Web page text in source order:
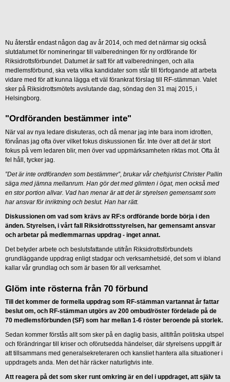
Nu återstår endast någon dag av år 2014, och med det närmar sig också
slutdatumet för nomineringar till valberedningen för ny ordförande för
Riksidrottsförbundet. Datumet är satt för att valberedningen, och alla
medlemsförbund, ska veta vilka kandidater som står till förfogande att arbeta
vidare med för att kunna lägga ett väl förankrat förslag till RF-stämman. Valet
sker på Riksidrottsmötets avslutande dag, söndag den 31 maj 2015, i
Helsingborg.
"Ordföranden bestämmer inte"
När val av nya ledare diskuteras, och då menar jag inte bara inom idrotten,
förvånas jag ofta över vilket fokus diskussionen får. Inte över att det är stort
fokus på vem ledaren blir, men över vad uppmärksamheten riktas mot. Ofta åt
fel håll, tycker jag.
”Det är inte ordföranden som bestämmer”, brukar vår chefsjurist Christer Pallin
säga med jämna mellanrum. Han gör det med glimten i ögat, men också med
en stor portion allvar. Vad han menar är att det är styrelsen gemensamt som
har ansvar för inriktning och beslut. Han har rätt.
Diskussionen om vad som krävs av RF:s ordförande borde börja i den
änden. Styrelsen, i vårt fall Riksidrottsstyrelsen, har gemensamt ansvar
och arbetar på medlemmarnas uppdrag - inget annat.
Det betyder arbete och beslutsfattande utifrån Riksidrottsförbundets
grundläggande uppdrag enligt stadgar och verksamhetsidé, det som vi ibland
kallar vår grundlag och som är basen för all verksamhet.
Glöm inte rösterna från 70 förbund
Till det kommer de formella uppdrag som RF-stämman vartannat år fattar
beslut om, och RF-stämman utgörs av 200 ombud/röster fördelade på de
70 medlemsförbunden (SF) som har mellan 1-6 röster beroende på storlek.
Sedan kommer förstås allt som sker på en daglig basis, alltifrån politiska utspel
och förändringar till kriser och oförutsedda händelser, där styrelsens uppgift är
att tillsammans med generalsekreteraren och kansliet hantera alla situationer i
uppdragets anda. Men det här räcker naturligtvis inte.
Att reagera på det som sker runt omkring är en del i uppdraget, att själv ta